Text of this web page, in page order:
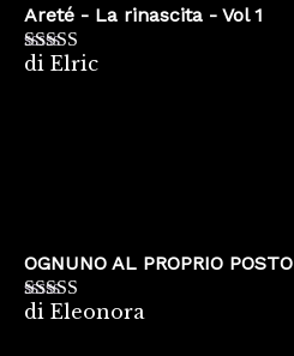
Areté - La rinascita - Vol 1
Valutato5
di Elric
OGNUNO AL PROPRIO POSTO
Valutato5su
di Eleonora